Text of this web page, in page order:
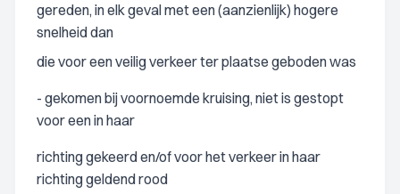
gereden, in elk geval met een (aanzienlijk) hogere
snelheid dan
die voor een veilig verkeer ter plaatse geboden was
- gekomen bij voornoemde kruising, niet is gestopt
voor een in haar
richting gekeerd en/of voor het verkeer in haar
richting geldend rood